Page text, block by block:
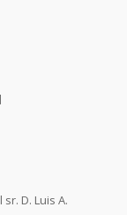
D. Luis A.